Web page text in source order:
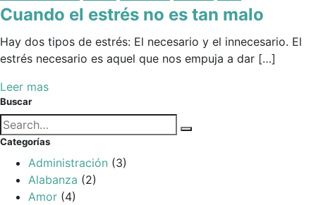
in:
Cuando el estrés no es tan malo
Hay dos tipos de estrés: El necesario y el innecesario. El
estrés necesario es aquel que nos empuja a dar […]
Leer mas
Buscar
Búsqueda
para:
Categorías
Administración (3)
Alabanza (2)
Amor (4)